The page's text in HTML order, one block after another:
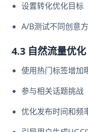
设置转化优化目标
A/B测试不同创意
4.3 自然流量优化
使用热门标签增加
参与相关话题挑战
优化发布时间和频